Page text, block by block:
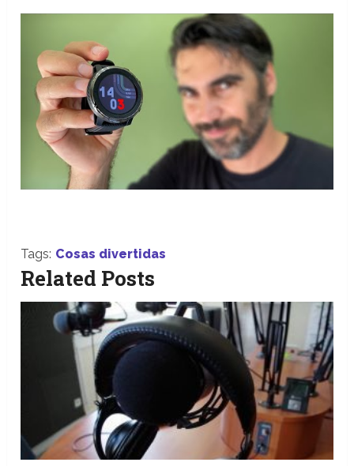
Tags: Cosas divertidas
Related Posts